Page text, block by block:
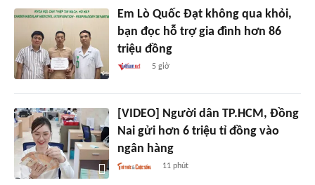
Em Lò Quốc Đạt không qua khỏi,
bạn đọc hỗ trợ gia đình hơn 86
triệu đồng
5 giờ
[VIDEO] Người dân TP.HCM, Đồng
Nai gửi hơn 6 triệu tỉ đồng vào
ngân hàng
11 phút